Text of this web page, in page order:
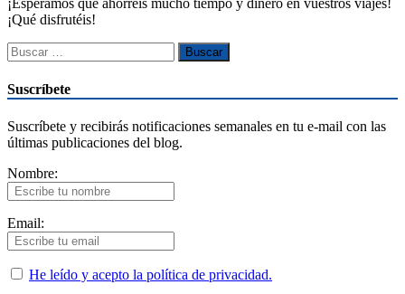
¡Esperamos que ahorréis mucho tiempo y dinero en vuestros viajes!
¡Qué disfrutéis!
Suscríbete
Suscríbete y recibirás notificaciones semanales en tu e-mail con las
últimas publicaciones del blog.
Nombre:
Email:
He leído y acepto la política de privacidad.